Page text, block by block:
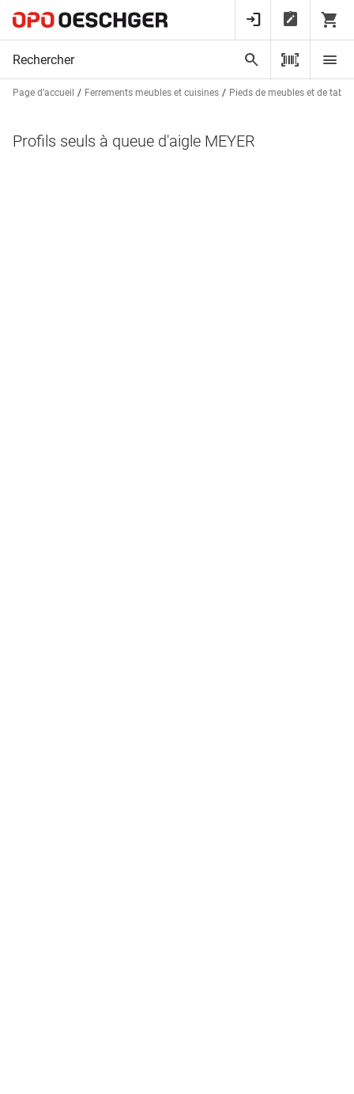
Page d’accueil Ferrements meubles et cuisines Pieds de meubles et de
Profils seuls à queue d'aigle MEYER